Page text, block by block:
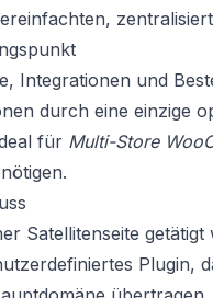
Integrationen und
durch eine einzige
für Multi-Store
Satellitenseite
Plugin,